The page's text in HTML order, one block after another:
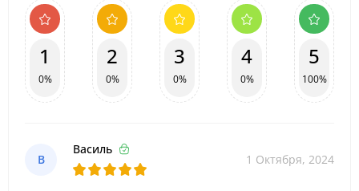
1
0%
2
0%
3
0%
4
0%
5
100%
В
Василь
1 Октября, 2024